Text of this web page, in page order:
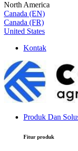
North America
Canada (EN)
Canada (FR)
United States
Kontak
Produk Dan
Fitur produk